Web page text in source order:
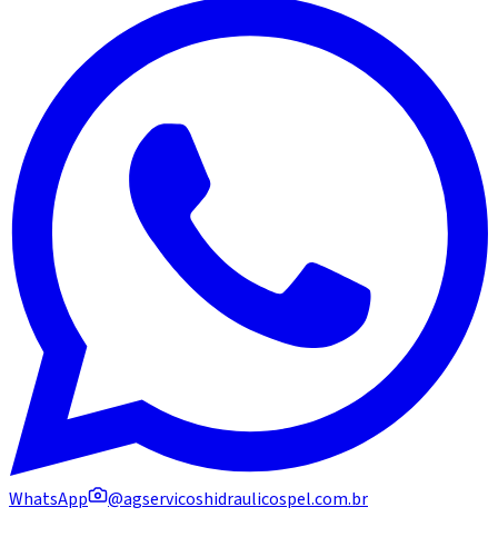
WhatsApp
@agservicoshidraulicospel.com.br